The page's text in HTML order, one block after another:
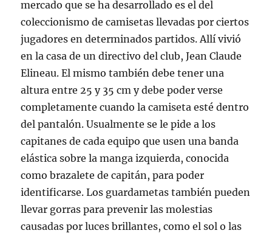
mercado que se ha desarrollado es el del
coleccionismo de camisetas llevadas por ciertos
jugadores en determinados partidos. Allí vivió
en la casa de un directivo del club, Jean Claude
Elineau. El mismo también debe tener una
altura entre 25 y 35 cm y debe poder verse
completamente cuando la camiseta esté dentro
del pantalón. Usualmente se le pide a los
capitanes de cada equipo que usen una banda
elástica sobre la manga izquierda, conocida
como brazalete de capitán, para poder
identificarse. Los guardametas también pueden
llevar gorras para prevenir las molestias
causadas por luces brillantes, como el sol o las